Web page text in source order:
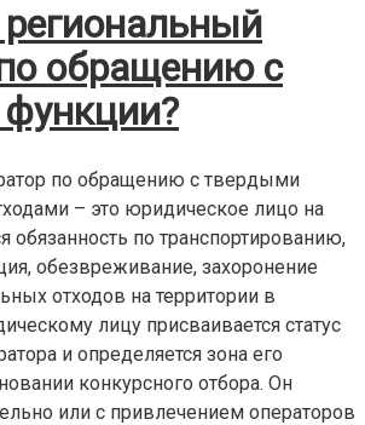
региональный
обращению с
по обращению с твердыми
– это юридическое лицо на
обязанность по транспортированию,
обезвреживание, захоронение
отходов на территории в
лицу присваивается статус
и определяется зона его
конкурсного отбора. Он
или с привлечением операторов